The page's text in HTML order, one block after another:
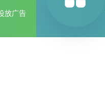
放广告